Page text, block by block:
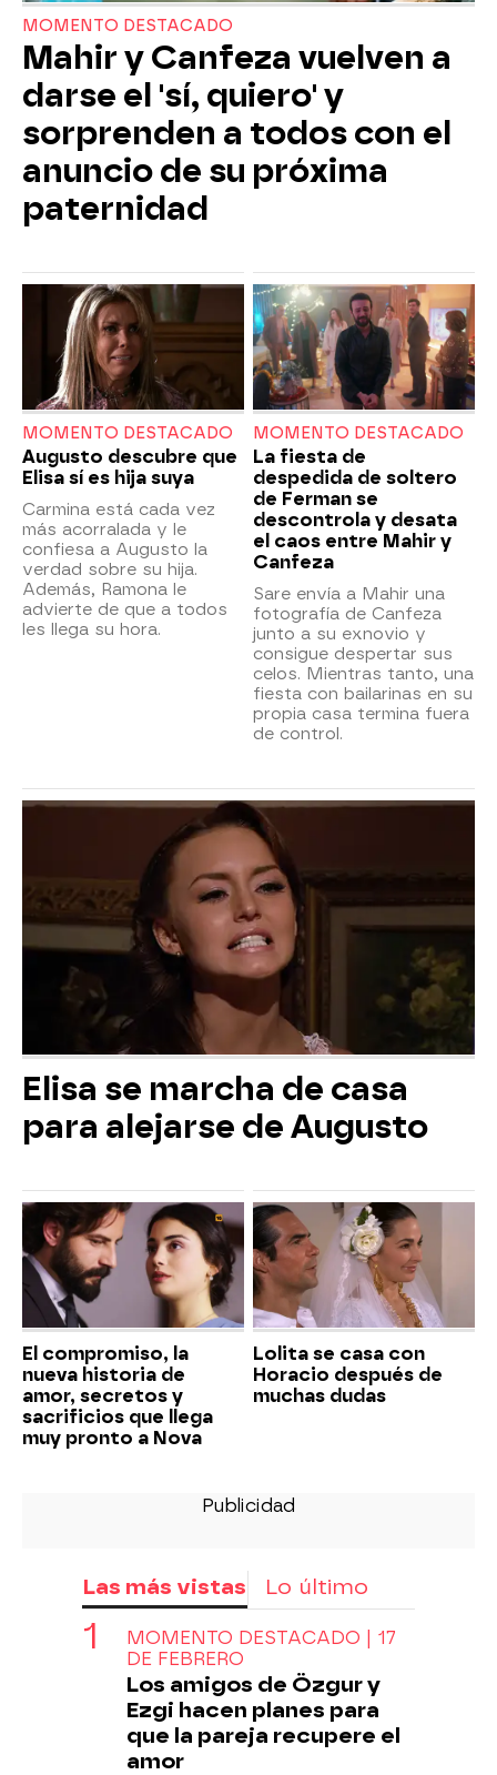
MOMENTO DESTACADO
Mahir y Canfeza vuelven a
darse el 'sí, quiero' y
sorprenden a todos con el
anuncio de su próxima
paternidad
MOMENTO DESTACADO
Augusto descubre que
Elisa sí es hija suya
Carmina está cada vez
más acorralada y le
confiesa a Augusto la
verdad sobre su hija.
Además, Ramona le
advierte de que a todos
les llega su hora.
MOMENTO DESTACADO
La fiesta de
despedida de soltero
de Ferman se
descontrola y desata
el caos entre Mahir y
Canfeza
Sare envía a Mahir una
fotografía de Canfeza
junto a su exnovio y
consigue despertar sus
celos. Mientras tanto, una
fiesta con bailarinas en su
propia casa termina fuera
de control.
Elisa se marcha de casa
para alejarse de Augusto
El compromiso, la
nueva historia de
amor, secretos y
sacrificios que llega
muy pronto a Nova
Lolita se casa con
Horacio después de
muchas dudas
Las más vistas Lo último
MOMENTO DESTACADO | 17
DE FEBRERO
Los amigos de Özgur y
Ezgi hacen planes para
que la pareja recupere el
amor